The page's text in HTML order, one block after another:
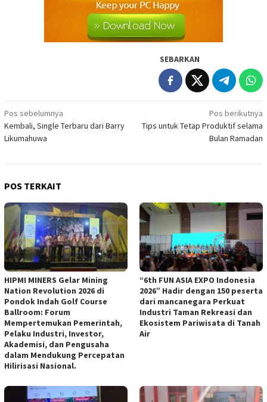
SEBARKAN
Navigasi
pos
Pos sebelumnya
Kembali, Single Terbaru dari Barry
Likumahuwa
Pos berikutnya
Tips untuk Tetap Produktif selama
Bulan Ramadan
POS TERKAIT
HIPMI MINERS Gelar Mining
Nation Revolution 2026 di
Pondok Indah Golf Course
Ballroom: Forum
Mempertemukan Pemerintah,
Pelaku Industri, Investor,
Akademisi, dan Pengusaha
dalam Mendukung Percepatan
Hilirisasi Nasional.
“6th FUN ASIA EXPO Indonesia
2026” Hadir dengan 150 peserta
dari mancanegara Perkuat
Industri Taman Rekreasi dan
Ekosistem Pariwisata di Tanah
Air